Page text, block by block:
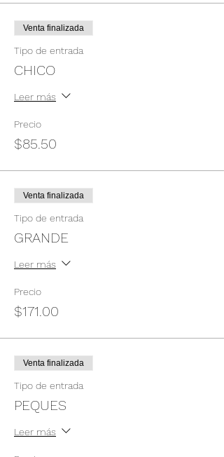
Venta finalizada
Tipo de entrada
CHICO
Leer más
Precio
$85.50
Venta finalizada
Tipo de entrada
GRANDE
Leer más
Precio
$171.00
Venta finalizada
Tipo de entrada
PEQUES
Leer más